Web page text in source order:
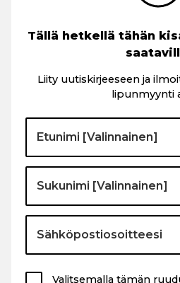
Tällä hetkellä tähän
Liity uutiskirjeeseen ja
lipunmyynti
Valitsemalla tämän